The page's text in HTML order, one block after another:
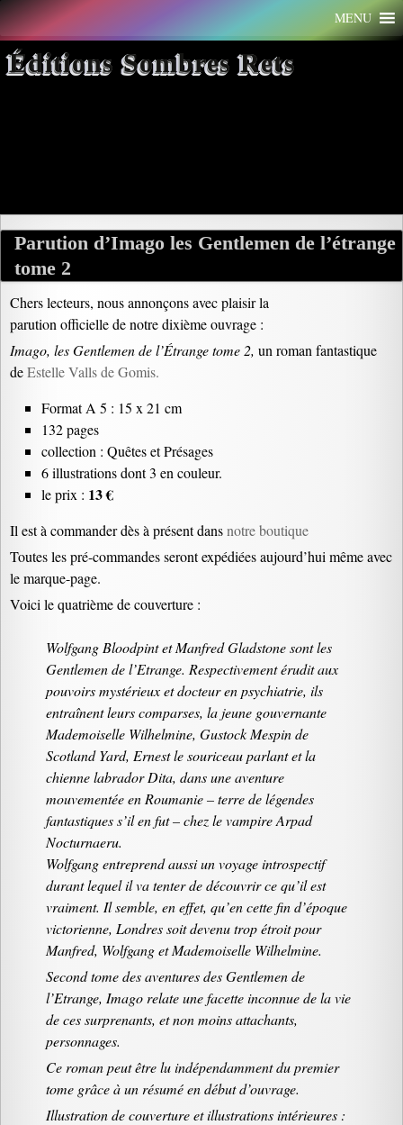
Aller
au
contenu
MENU
Éditions Sombres Rets
Archives par mot-clé : 19e
Parution d’Imago les Gentlemen de l’étrange
tome 2
Chers lecteurs, nous annonçons avec plaisir la
parution officielle de notre dixième ouvrage :
Imago, les Gentlemen de l’Étrange tome 2, un roman fantastique
deEstelle Valls de Gomis.
Format A 5 : 15 x 21 cm
132 pages
collection : Quêtes et Présages
6 illustrations dont 3 en couleur.
le prix : 13 €
Il est à commander dès à présent dansnotre boutique
Toutes les pré-commandes seront expédiées aujourd’hui même avec
le marque-page.
Voici le quatrième de couverture :
Wolfgang Bloodpint et Manfred Gladstone sont les
Gentlemen de l’Etrange. Respectivement érudit aux
pouvoirs mystérieux et docteur en psychiatrie, ils
entraînent leurs comparses, la jeune gouvernante
Mademoiselle Wilhelmine, Gustock Mespin de
Scotland Yard, Ernest le souriceau parlant et la
chienne labrador Dita, dans une aventure
mouvementée en Roumanie – terre de légendes
fantastiques s’il en fut – chez le vampire Arpad
Nocturnaeru.
Wolfgang entreprend aussi un voyage introspectif
durant lequel il va tenter de découvrir ce qu’il est
vraiment. Il semble, en effet, qu’en cette fin d’époque
victorienne, Londres soit devenu trop étroit pour
Manfred, Wolfgang et Mademoiselle Wilhelmine.
Second tome des aventures des Gentlemen de
l’Etrange, Imago relate une facette inconnue de la vie
de ces surprenants, et non moins attachants,
personnages.
Ce roman peut être lu indépendamment du premier
tome grâce à un résumé en début d’ouvrage.
Illustration de couverture et illustrations intérieures :